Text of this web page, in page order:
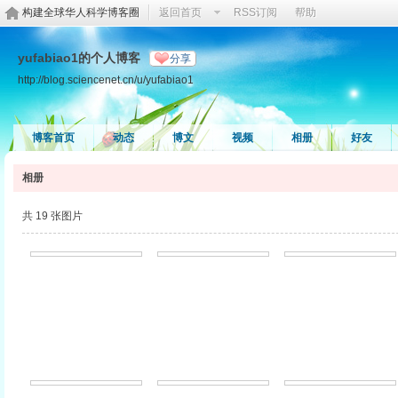
构建全球华人科学博客圈 返回首页 RSS订阅 帮助
yufabiao1的个人博客 分享
http://blog.sciencenet.cn/u/yufabiao1
博客首页 动态 博文 视频 相册 好友
相册
共 19 张图片